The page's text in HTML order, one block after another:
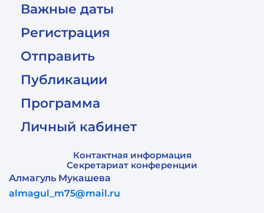
Важные даты
Регистрация
Отправить
Публикации
Программа
Личный кабинет
Контактная информация
Секретариат конференции
Алмагуль Мукашева
almagul_m75@mail.ru